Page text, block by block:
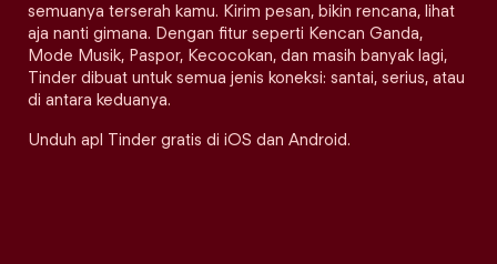
semuanya terserah kamu. Kirim pesan, bikin rencana, lihat
aja nanti gimana. Dengan fitur seperti Kencan Ganda,
Mode Musik, Paspor, Kecocokan, dan masih banyak lagi,
Tinder dibuat untuk semua jenis koneksi: santai, serius, atau
di antara keduanya.
Unduh apl Tinder gratis di iOS dan Android.